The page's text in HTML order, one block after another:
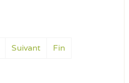
Suivant Fin